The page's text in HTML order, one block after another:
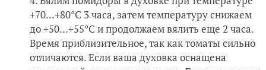
+70...+80°С 3 часа, затем температуру снижаем
до +50...+55°С и продолжаем вялить еще 2 часа.
Время приблизительное, так как томаты сильно
отличаются. Если ваша духовка оснащена